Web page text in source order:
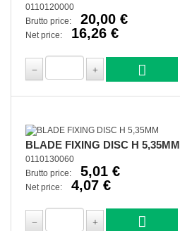
0110120000
Brutto price:
20,00 €
Net price: 16,26 €
BLADE FIXING DISC H 5,35MM
0110130060
Brutto price:
5,01 €
Net price: 4,07 €